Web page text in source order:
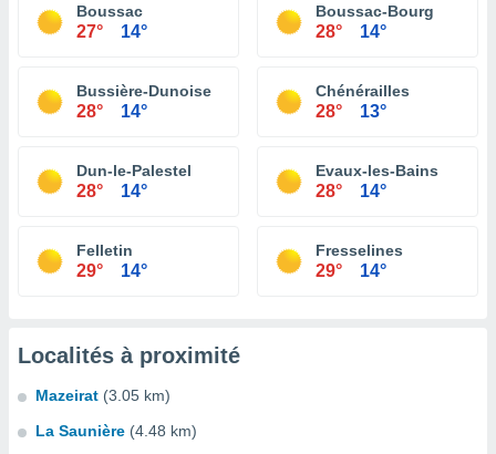
Boussac
27° 14°
Boussac-Bourg
28° 14°
Bussière-Dunoise
28° 14°
Chénérailles
28° 13°
Dun-le-Palestel
28° 14°
Evaux-les-Bains
28° 14°
Felletin
29° 14°
Fresselines
29° 14°
Localités à proximité
Mazeirat (3.05 km)
La Saunière (4.48 km)